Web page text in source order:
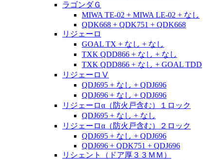
ラゴンダＧ
MIWA TE-02 + MIWA LE-02 + なし
QDK668 + QDK751 + QDK668
リジェーロ
GOAL TX + なし + なし
TXK QDD866 + なし + なし
TXK QDD866 + なし + GOAL TDD
リジェーロⅤ
QDJ695 + なし + QDJ696
QDJ696 + なし + QDJ696
リジェーロα（防火戸含む）１ロック
QDJ695 + なし + なし
リジェーロα（防火戸含む）２ロック
QDJ695 + なし + QDJ696
QDJ696 + QDK751 + QDJ696
リシェント（ドア厚３３ＭＭ）